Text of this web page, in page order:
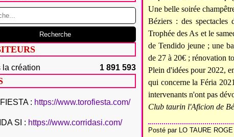
la création 1 891 593
: https://www.torofiesta.com/
SI : https://www.corridasi.com/
Une belle soirée
Béziers : des
Trophée des As et le
de Tendido jeune ; une
de 27 à 20€ ; rénovation
Plein d'idées pour 2022,
qui concerne la Féria
intervenants n'ont pas
Club taurin l'Aficion de
Posté par LO TAURE